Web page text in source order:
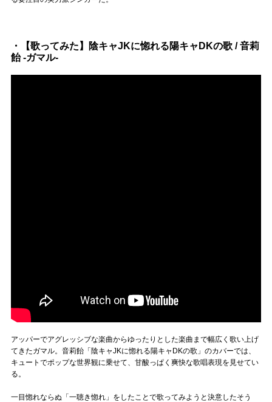
・【歌ってみた】陰キャJKに惚れる陽キャDKの歌 / 音莉
飴 -ガマル-
アッパーでアグレッシブな楽曲からゆったりとした楽曲まで幅広く歌い上げ
てきたガマル。音莉飴「陰キャJKに惚れる陽キャDKの歌」のカバーでは、
キュートでポップな世界観に乗せて、甘酸っぱく爽快な歌唱表現を見せてい
る。
一目惚れならぬ「一聴き惚れ」をしたことで歌ってみようと決意したそう